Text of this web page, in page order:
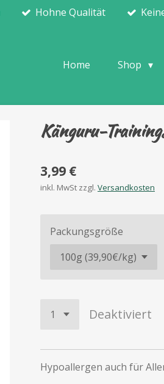
Hohne Qualität
Home Shop
Känguru-
3,99 €
inkl. MwSt zzgl. Versandkosten
Packungsgröße
Deaktiviert
Hypoallergen auch für